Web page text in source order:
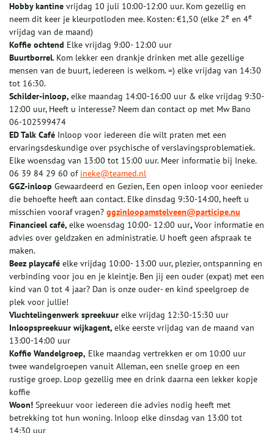
Hobby kantine vrijdag 10 juli 10:00-12:00 uur. Kom gezellig en
neem dit keer je kleurpotloden mee. Kosten: €1,50 (elke 2e en 4e
vrijdag van de maand)
Koffie ochtend Elke vrijdag 9:00- 12:00 uur
Buurtborrel. Kom lekker een drankje drinken met alle gezellige
mensen van de buurt, iedereen is welkom. =) elke vrijdag van 14:30
tot 16:30.
Schilder-inloop, elke maandag 14:00-16:00 uur & elke vrijdag 9:30-
12:00 uur, Heeft u interesse? Neem dan contact op met Mw Bano
06-102599474
ED Talk Café Inloop voor iedereen die wilt praten met een
ervaringsdeskundige over psychische of verslavingsproblematiek.
Elke woensdag van 13:00 tot 15:00 uur. Meer informatie bij Ineke.
06 39 84 29 60 of ineke@teamed.nl
GGZ-inloop Gewaardeerd en Gezien, Een open inloop voor eenieder
die behoefte heeft aan contact. Elke dinsdag 9:30-14:00, heeft u
misschien vooraf vragen? ggzinloopamstelveen@participe.nu
Financieel café, elke woensdag 10:00- 12:00 uur, Voor informatie en
advies over geldzaken en administratie. U hoeft geen afspraak te
maken.
Beez playcafé elke vrijdag 10:00- 13:00 uur, plezier, ontspanning en
verbinding voor jou en je kleintje. Ben jij een ouder (expat) met een
kind van 0 tot 4 jaar? Dan is onze ouder- en kind speelgroep de
plek voor jullie!
Vluchtelingenwerk spreekuur elke vrijdag 12:30-15:30 uur
Inloopspreekuur wijkagent, elke eerste vrijdag van de maand van
13:00-14:00 uur
Koffie Wandelgroep, Elke maandag vertrekken er om 10:00 uur
twee wandelgroepen vanuit Alleman, een snelle groep en een
rustige groep. Loop gezellig mee en drink daarna een lekker kopje
koffie
Woon! Spreekuur voor iedereen die advies nodig heeft met
betrekking tot hun woning. Inloop elke dinsdag van 13:00 tot
14:30 uur